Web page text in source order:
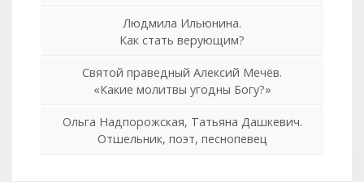
Людмила Ильюнина.
Как стать верующим?
Святой праведный Алексий Мечёв.
«Какие молитвы угодны Богу?»
Ольга Надпорожская, Татьяна Дашкевич.
Отшельник, поэт, песнопевец